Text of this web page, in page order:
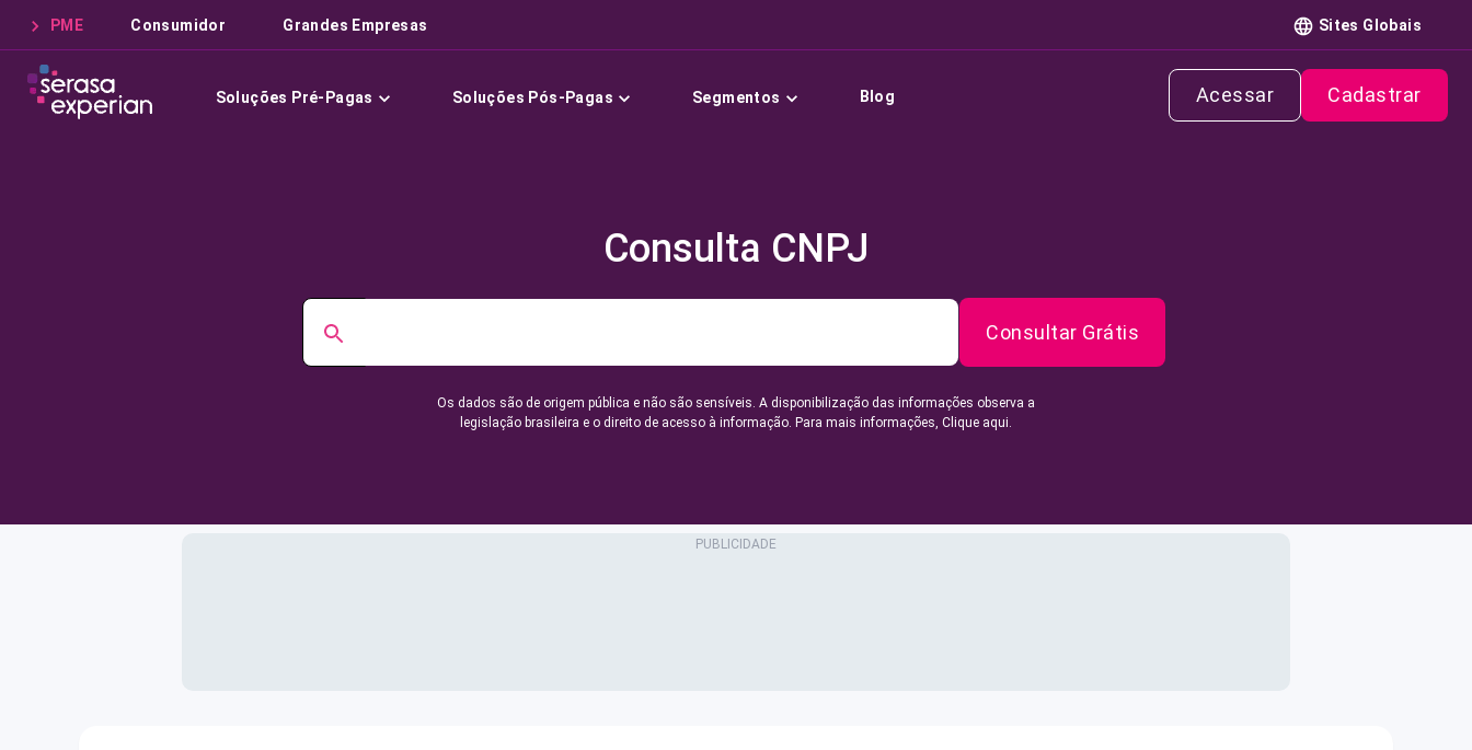
PME Consumidor Grandes Empresas Sites Globais
Soluções Pré-Pagas Soluções Pós-Pagas Segmentos Blog Acessar Cadastrar
Consulta CNPJ
Consultar Grátis
Os dados são de origem pública e não são sensíveis. A disponibilização das informações observa a
legislação brasileira e o direito de acesso à informação. Para mais informações, Clique aqui.